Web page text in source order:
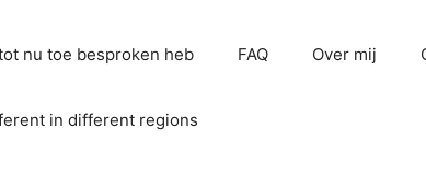
nu toe besproken heb FAQ Over mij
in different regions